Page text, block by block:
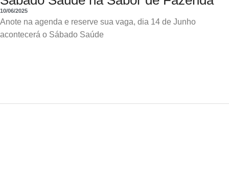
10/06/2025
Anote na agenda e reserve sua vaga, dia 14 de Junho
acontecerá o Sábado Saúde